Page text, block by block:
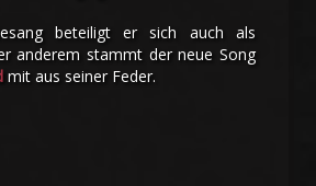
beteiligt er sich auch als
anderem stammt der neue Song
mit aus seiner Feder.